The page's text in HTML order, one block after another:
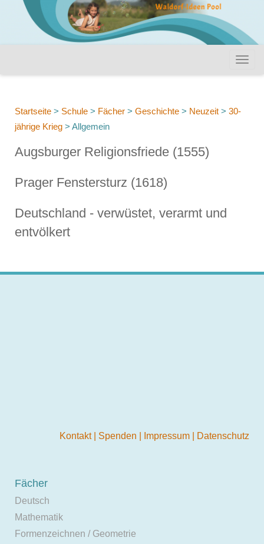
Startseite > Schule > Fächer > Geschichte > Neuzeit > 30-
jährige Krieg > Allgemein
Augsburger Religionsfriede (1555)
Prager Fenstersturz (1618)
Deutschland - verwüstet, verarmt und
entvölkert
Kontakt Spenden Impressum Datenschutz
Fächer
Deutsch
Mathematik
Formenzeichnen / Geometrie